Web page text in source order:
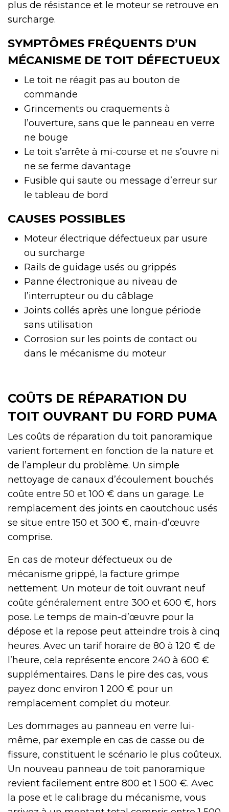
plus de résistance et le moteur se retrouve en
surcharge.
SYMPTÔMES FRÉQUENTS D’UN
MÉCANISME DE TOIT DÉFECTUEUX
Le toit ne réagit pas au bouton de
commande
Grincements ou craquements à
l’ouverture, sans que le panneau en verre
ne bouge
Le toit s’arrête à mi-course et ne s’ouvre ni
ne se ferme davantage
Fusible qui saute ou message d’erreur sur
le tableau de bord
CAUSES POSSIBLES
Moteur électrique défectueux par usure
ou surcharge
Rails de guidage usés ou grippés
Panne électronique au niveau de
l’interrupteur ou du câblage
Joints collés après une longue période
sans utilisation
Corrosion sur les points de contact ou
dans le mécanisme du moteur
COÛTS DE RÉPARATION DU
TOIT OUVRANT DU FORD PUMA
Les coûts de réparation du toit panoramique
varient fortement en fonction de la nature et
de l’ampleur du problème. Un simple
nettoyage de canaux d’écoulement bouchés
coûte entre 50 et 100 € dans un garage. Le
remplacement des joints en caoutchouc usés
se situe entre 150 et 300 €, main-d’œuvre
comprise.
En cas de moteur défectueux ou de
mécanisme grippé, la facture grimpe
nettement. Un moteur de toit ouvrant neuf
coûte généralement entre 300 et 600 €, hors
pose. Le temps de main-d’œuvre pour la
dépose et la repose peut atteindre trois à cinq
heures. Avec un tarif horaire de 80 à 120 € de
l’heure, cela représente encore 240 à 600 €
supplémentaires. Dans le pire des cas, vous
payez donc environ 1 200 € pour un
remplacement complet du moteur.
Les dommages au panneau en verre lui-
même, par exemple en cas de casse ou de
fissure, constituent le scénario le plus coûteux.
Un nouveau panneau de toit panoramique
revient facilement entre 800 et 1 500 €. Avec
la pose et le calibrage du mécanisme, vous